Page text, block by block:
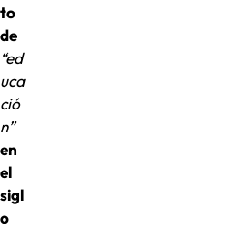
to
de
“ed
uca
ció
n”
en
el
sigl
o